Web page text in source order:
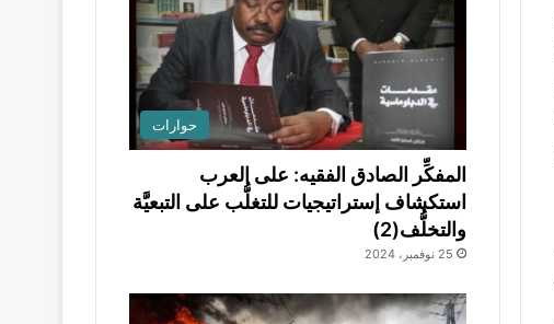
حوارات
المفكِّر الصادق الفقيه: على العرب
استكشاف إستراتيجيات للتغلُّب على التبعيَّة
والتخلُّف(2)
25 نوفمبر، 2024